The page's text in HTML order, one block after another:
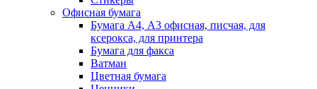
Офисная бумага
Бумага А4, А3 офисная, писчая, для
ксерокса, для принтера
Бумага для факса
Ватман
Цветная бумага